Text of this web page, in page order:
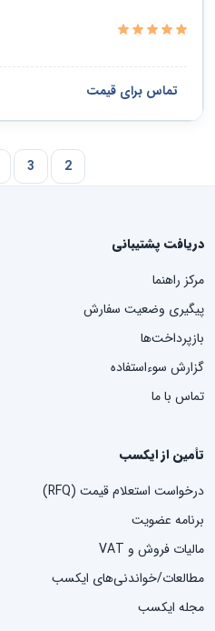
تماس برای قیمت
2
3
دریافت پشتیبانی
مرکز راهنما
پیگیری وضعیت سفارش
بازپرداخت‌ها
گزارش سوءاستفاده
تماس با ما
تأمین از ایکسب
درخواست استعلام قیمت (RFQ)
برنامه عضویت
مالیات فروش و VAT
مطالعات/خواندنی‌های ایکسب
مجله ایکسب